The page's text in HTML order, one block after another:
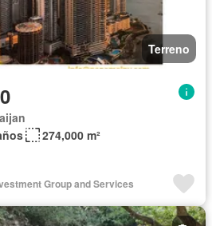
Terreno
274,000 m²
Group and Services